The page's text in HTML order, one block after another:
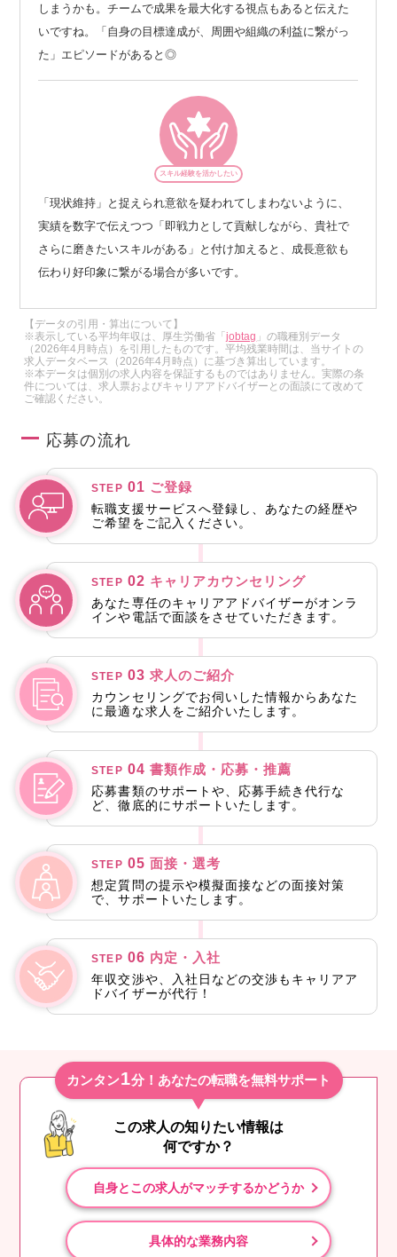
しまうかも。チームで成果を最大化する視点もあると伝えた
いですね。「自身の目標達成が、周囲や組織の利益に繋がっ
た」エピソードがあると◎
スキル経験を活かしたい
「現状維持」と捉えられ意欲を疑われてしまわないように、
実績を数字で伝えつつ「即戦力として貢献しながら、貴社で
さらに磨きたいスキルがある」と付け加えると、成長意欲も
伝わり好印象に繋がる場合が多いです。
【データの引用・算出について】
※表示している平均年収は、厚生労働省「jobtag 」の職種別データ
（2026年4月時点）を引用したものです。平均残業時間は、当サイトの
求人データベース（2026年4月時点）に基づき算出しています。
※本データは個別の求人内容を保証するものではありません。実際の条
件については、求人票およびキャリアアドバイザーとの面談にて改めて
ご確認ください。
応募の流れ
STEP 01 ご登録
転職支援サービスへ登録し、あなたの経歴や
ご希望をご記入ください。
STEP 02 キャリアカウンセリング
あなた専任のキャリアアドバイザーがオンラ
インや電話で面談をさせていただきます。
STEP 03 求人のご紹介
カウンセリングでお伺いした情報からあなた
に最適な求人をご紹介いたします。
STEP 04 書類作成・応募・推薦
応募書類のサポートや、応募手続き代行な
ど、徹底的にサポートいたします。
STEP 05 面接・選考
想定質問の提示や模擬面接などの面接対策
で、サポートいたします。
STEP 06 内定・入社
年収交渉や、入社日などの交渉もキャリアア
ドバイザーが代行！
カンタン1分！あなたの転職を無料サポート
この求人の知りたい情報は
何ですか？
自身とこの求人がマッチするかどうか
具体的な業務内容